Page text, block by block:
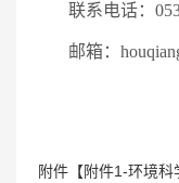
联系电话：
邮箱：
附件【附件1-环境科